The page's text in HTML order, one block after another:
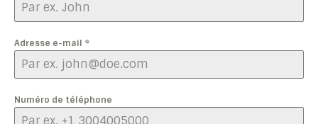
Adresse e-mail *
Numéro de téléphone